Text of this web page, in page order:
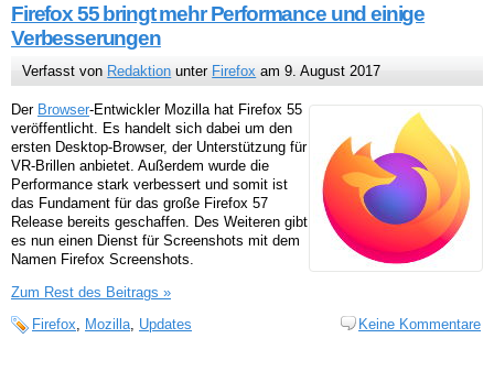
Firefox 55 bringt mehr Performance und einige
Verbesserungen
Verfasst von Redaktion unter Firefox am 9. August 2017
Der Browser-Entwickler Mozilla hat Firefox 55
veröffentlicht. Es handelt sich dabei um den
ersten Desktop-Browser, der Unterstützung für
VR-Brillen anbietet. Außerdem wurde die
Performance stark verbessert und somit ist
das Fundament für das große Firefox 57
Release bereits geschaffen. Des Weiteren gibt
es nun einen Dienst für Screenshots mit dem
Namen Firefox Screenshots.
Zum Rest des Beitrags »
Firefox, Mozilla, Updates Keine Kommentare